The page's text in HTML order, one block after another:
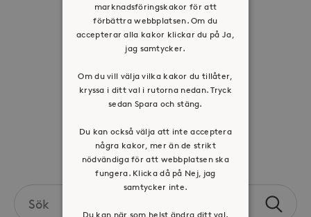
Riktlinje för personuppgifter
Tillgänglighetsredogörelse
Visselblåsartjänst
Jobba hos oss
Volontär hos Stora Sköndal
the
Sök
marknadsföringskakor för att
förbättra webbplatsen. Om du
accepterar alla kakor klickar du på Ja,
jag samtycker.
Om du vill välja vilka kakor du tillåter,
kryssa i ditt val i rutorna nedan. Tryck
sedan Spara och stäng.
Du kan också välja att inte acceptera
några kakor, mer än de strikt
nödvändiga för att webbplatsen ska
fungera. Klicka då på Nej, jag
samtycker inte.
Du kan när som helst ändra ditt val.